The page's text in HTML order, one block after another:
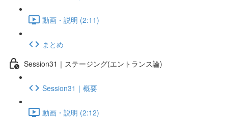
動画・説明 (2:11)
まとめ
Session31｜ステージング(エントランス論)
Session31｜概要
動画・説明 (2:12)